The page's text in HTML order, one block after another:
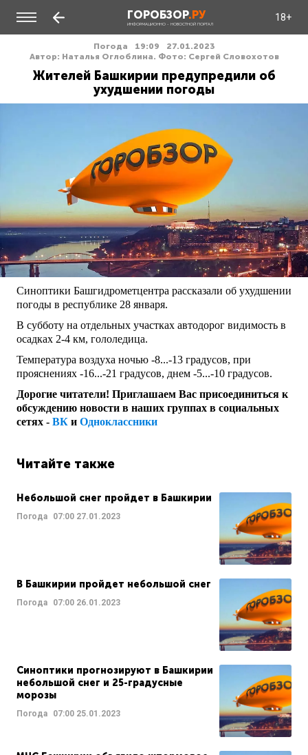
ГОРОБЗОР.РУ
ИНФОРМАЦИОННО - НОВОСТНОЙ ПОРТАЛ
18+
Погода 19:09
27.01.2023
Автор: Наталья Оглоблина. Фото: Сергей Словохотов
Жителей Башкирии предупредили об
ухудшении погоды
Синоптики Башгидрометцентра рассказали об ухудшении
погоды в республике 28 января.
В субботу на отдельных участках автодорог видимость в
осадках 2-4 км, гололедица.
Температура воздуха ночью -8...-13 градусов, при
прояснениях -16...-21 градусов, днем -5...-10 градусов.
Дорогие читатели! Приглашаем Вас присоединиться к
обсуждению новости в наших группах в социальных
сетях - ВК и Одноклассники
Читайте также
Небольшой снег пройдет в Башкирии
Погода 07:00 27.01.2023
В Башкирии пройдет небольшой снег
Погода 07:00 26.01.2023
Синоптики прогнозируют в Башкирии
небольшой снег и 25-градусные
морозы
Погода 07:00 25.01.2023